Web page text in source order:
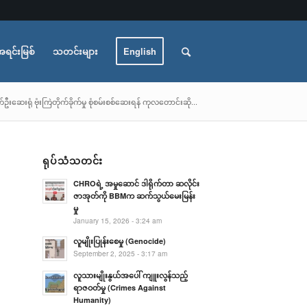
င်းမြစ် သတင်းများ English
ဦးဆေးရုံ ဗုံးကြဲတိုက်ခိုက်မှု စုံစမ်းစစ်ဆေးရန် ကုလတောင်းဆို...
ရုပ်သံသတင်း
CHROရဲ့ အမှုဆောင် ဒါရိုက်တာ ဆလိုင်း
ဇာအုတ်ကို BBMက ဆက်သွယ်မေးမြန်း
မှု
January 15, 2026 - 3:24 am
လူမျိုးပြုန်းစေမှု (Genocide)
September 2, 2025 - 3:17 am
လူသားမျိုးနွယ်အပေါ် ကျူးလွန်သည့်
ရာဇဝတ်မှု (Crimes Against
Humanity)